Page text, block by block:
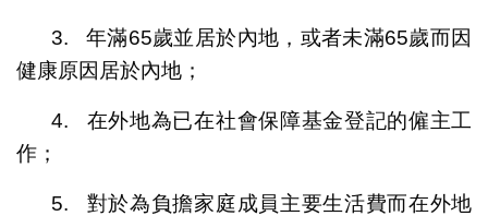
3. 年滿65歲並居於內地，或者未滿65歲而因
健康原因居於內地；
4. 在外地為已在社會保障基金登記的僱主工
作；
5. 對於為負擔家庭成員主要生活費而在外地